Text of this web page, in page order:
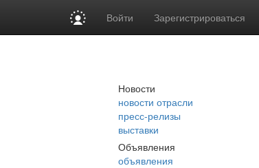
Войти Зарегистрироваться
Новости
новости отрасли
пресс-релизы
выставки
Объявления
объявления